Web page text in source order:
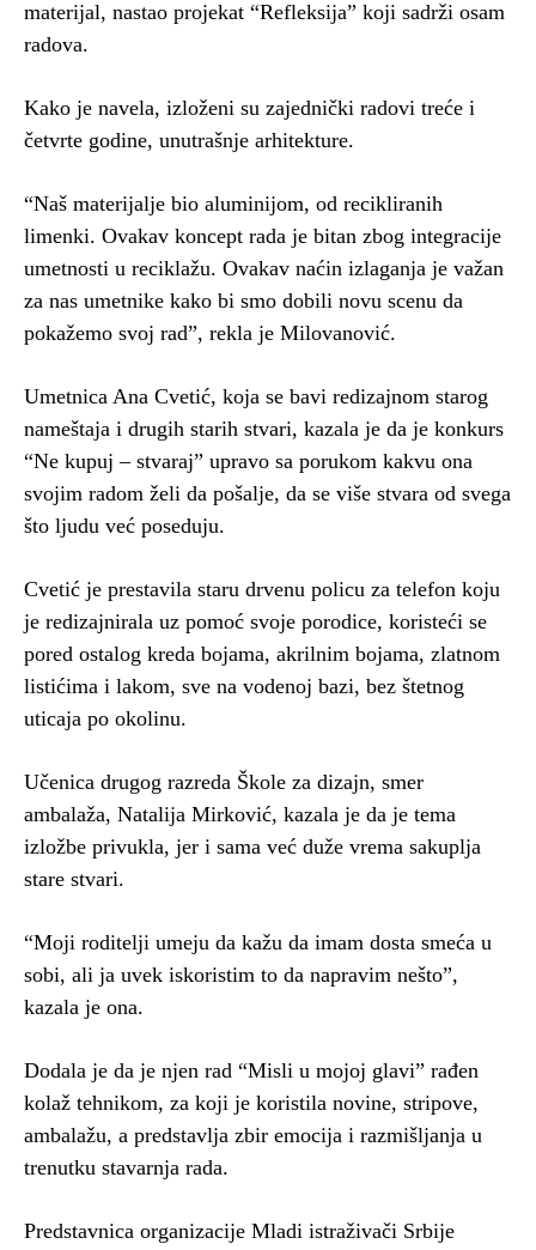
materijal, nastao projekat “Refleksija” koji sadrži osam
radova.
Kako je navela, izloženi su zajednički radovi treće i
četvrte godine, unutrašnje arhitekture.
“Naš materijalje bio aluminijom, od recikliranih
limenki. Ovakav koncept rada je bitan zbog integracije
umetnosti u reciklažu. Ovakav naćin izlaganja je važan
za nas umetnike kako bi smo dobili novu scenu da
pokažemo svoj rad”, rekla je Milovanović.
Umetnica Ana Cvetić, koja se bavi redizajnom starog
nameštaja i drugih starih stvari, kazala je da je konkurs
“Ne kupuj – stvaraj” upravo sa porukom kakvu ona
svojim radom želi da pošalje, da se više stvara od svega
što ljudu već poseduju.
Cvetić je prestavila staru drvenu policu za telefon koju
je redizajnirala uz pomoć svoje porodice, koristeći se
pored ostalog kreda bojama, akrilnim bojama, zlatnom
listićima i lakom, sve na vodenoj bazi, bez štetnog
uticaja po okolinu.
Učenica drugog razreda Škole za dizajn, smer
ambalaža, Natalija Mirković, kazala je da je tema
izložbe privukla, jer i sama već duže vrema sakuplja
stare stvari.
“Moji roditelji umeju da kažu da imam dosta smeća u
sobi, ali ja uvek iskoristim to da napravim nešto”,
kazala je ona.
Dodala je da je njen rad “Misli u mojoj glavi” rađen
kolaž tehnikom, za koji je koristila novine, stripove,
ambalažu, a predstavlja zbir emocija i razmišljanja u
trenutku stavarnja rada.
Predstavnica organizacije Mladi istraživači Srbije